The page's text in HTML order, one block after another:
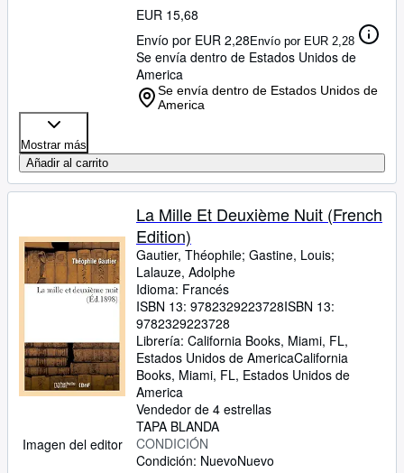
EUR 15,68
Envío por EUR 2,28Envío por EUR 2,28
Se envía dentro de Estados Unidos de
America
Se envía dentro de Estados Unidos de
America
Mostrar más
Añadir al carrito
Imagen del editor
La Mille Et Deuxième Nuit (French
Edition)
Gautier, Théophile; Gastine, Louis;
Lalauze, Adolphe
Idioma: Francés
ISBN 13: 9782329223728ISBN 13:
9782329223728
Librería: California Books, Miami, FL,
Estados Unidos de AmericaCalifornia
Books, Miami, FL, Estados Unidos de
America
Vendedor de 4 estrellas
TAPA BLANDA
CONDICIÓN
Condición: NuevoNuevo